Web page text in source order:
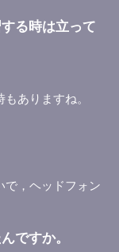
る時は立って
ありますね。
で，ヘッドフォン
ですか。